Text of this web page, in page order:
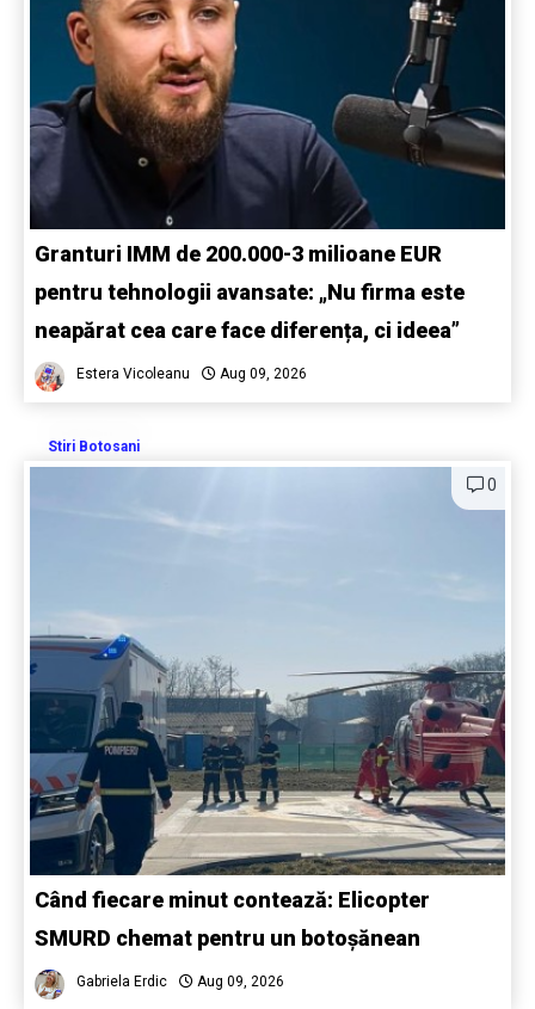
Granturi IMM de 200.000-3 milioane EUR
pentru tehnologii avansate: „Nu firma este
neapărat cea care face diferența, ci ideea”
Estera Vicoleanu Aug 09, 2026
Stiri Botosani
0
Când fiecare minut contează: Elicopter
SMURD chemat pentru un botoșănean
Gabriela Erdic Aug 09, 2026